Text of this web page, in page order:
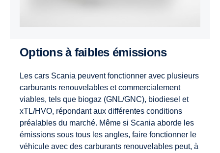
Options à faibles émissions
Les cars Scania peuvent fonctionner avec plusieurs
carburants renouvelables et commercialement
viables, tels que biogaz (GNL/GNC), biodiesel et
xTL/HVO, répondant aux différentes conditions
préalables du marché. Même si Scania aborde les
émissions sous tous les angles, faire fonctionner le
véhicule avec des carburants renouvelables peut, à